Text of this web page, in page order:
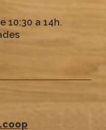
10:30 a 14h.